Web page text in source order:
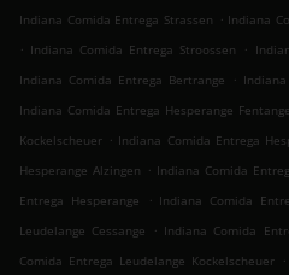
Indiana Comida Entrega Strassen . Indiana
. Indiana Comida Entrega Stroossen .
Indiana Comida Entrega Bertrange
.
Indiana Comida Entrega Hesperange Fentange
Kockelscheuer . Indiana Comida Entrega
Hesperange Alzingen . Indiana Comida
Entrega Hesperange
. Indiana Comida
Leudelange Cessange
. Indiana Comida
Comida Entrega Leudelange Kockelscheuer .